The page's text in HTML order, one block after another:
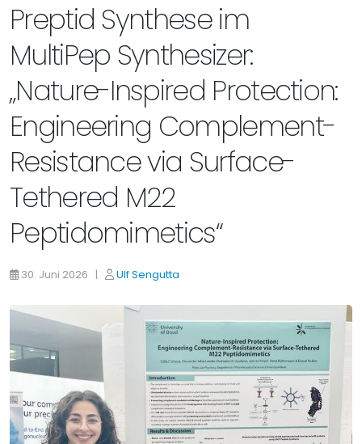
Preptid Synthese im
MultiPep Synthesizer:
„Nature-Inspired Protection:
Engineering Complement-
Resistance via Surface-
Tethered M22
Peptidomimetics“
30. Juni 2026 | Ulf Sengutta